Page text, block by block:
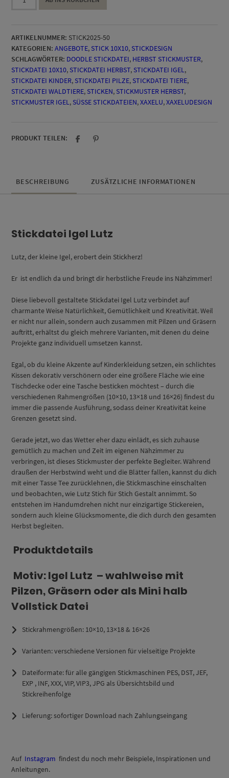
Herbst
Stickmuster
in
mehreren
Varianten
(10x10,
13x18,
ARTIKELNUMMER: STICK2025-50
KATEGORIEN: ANGEBOTE, STICK 10X10, STICKDESIGN
SCHLAGWÖRTER: DOODLE STICKDATEI, HERBST STICKMUSTER,
STICKDATEI 10X10, STICKDATEI HERBST, STICKDATEI IGEL,
STICKDATEI KINDER, STICKDATEI PILZE, STICKDATEI TIERE,
STICKDATEI WALDTIERE, STICKEN, STICKMUSTER HERBST,
STICKMUSTER IGEL, SÜSSE STICKDATEIEN ,XAXELU,XAXELUDESIGN
PRODUKT TEILEN:
BESCHREIBUNG ZUSÄTZLICHE INFORMATIONEN
Stickdatei Igel Lutz
Lutz, der kleine Igel, erobert dein Stickherz!
Er ist endlich da und bringt dir herbstliche Freude ins Nähzimmer!
Diese liebevoll gestaltete Stickdatei Igel Lutzverbindet auf
charmante Weise Natürlichkeit, Gemütlichkeit und Kreativität. Weil
er nicht nur allein, sondern auch zusammen mit Pilzen und Gräsern
auftritt, erhältst du gleich mehrere Varianten, mit denen du deine
Projekte ganz individuell umsetzen kannst.
Egal, ob du kleine Akzente auf Kinderkleidung setzen, ein schlichtes
Kissen dekorativ verschönern oder eine größere Fläche wie eine
Tischdecke oder eine Tasche besticken möchtest – durch die
verschiedenen Rahmengrößen (10×10, 13×18 und 16×26) findest du
immer die passende Ausführung, sodass deiner Kreativität keine
Grenzen gesetzt sind.
Gerade jetzt, wo das Wetter eher dazu einlädt, es sich zuhause
gemütlich zu machen und Zeit im eigenen Nähzimmer zu
verbringen, ist dieses Stickmuster der perfekte Begleiter. Während
draußen der Herbstwind weht und die Blätter fallen, kannst du dich
mit einer Tasse Tee zurücklehnen, die Stickmaschine einschalten
und beobachten, wie Lutz Stich für Stich Gestalt annimmt. So
entstehen im Handumdrehen nicht nur einzigartige Stickereien,
sondern auch kleine Glücksmomente, die dich durch den gesamten
Herbst begleiten.
Produktdetails
Motiv: Igel Lutz – wahlweise mit
Pilzen, Gräsern oder als Mini halb
Vollstick Datei
Stickrahmengrößen: 10×10, 13×18 & 16×26
Varianten: verschiedene Versionen für vielseitige Projekte
Dateiformate: für alle gängigen Stickmaschinen PES, DST, JEF,
EXP , INF, XXX, VIP, VIP3, JPG als Übersichtsbild und
Stickreihenfolge
Lieferung:sofortiger Download nach Zahlungseingang
Auf Instagram findest du noch mehr Beispiele, Inspirationen und
Anleitungen.